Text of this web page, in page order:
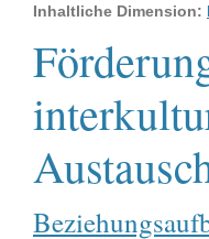
Inhaltliche Dimension: